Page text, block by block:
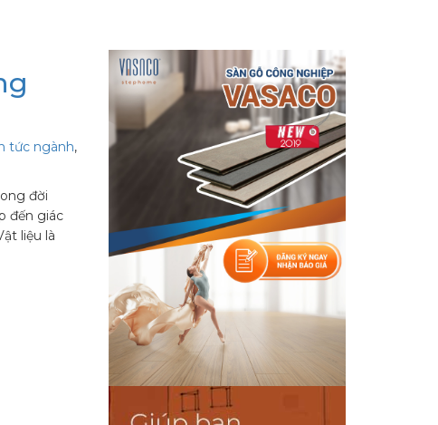
tức ngành,
đời
đến giác
liệu là